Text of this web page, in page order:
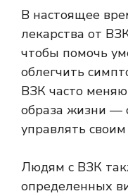
В настоящее
лекарства от
чтобы помочь
облегчить
ВЗК часто
образа жизни —
управлять
Людям с ВЗК
определенных